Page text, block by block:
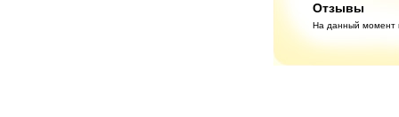
Отзывы
На данный момент